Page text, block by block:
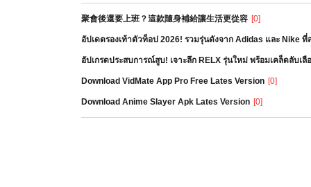
聚會後還要上班？這款隨身補給讓生活更從容 [0]
อัปเดตรองเท้าตัวท็อป 2026! รวมรุ่นดังจาก Adidas และ Nike
อัปเกรดประสบการณ์สูบ! เจาะลึก RELX รุ่นใหม่ พร้อมเคล็ดลับเ
Download VidMate App Pro Free Lates Version [0]
Download Anime Slayer Apk Lates Version [0]